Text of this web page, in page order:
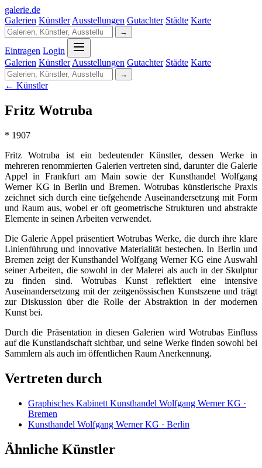
galerie.de
Galerien Künstler Ausstellungen Gutachter Städte Karte
→
Eintragen Login
Galerien Künstler Ausstellungen Gutachter Städte Karte
→
← Künstler
Fritz Wotruba
* 1907
Fritz Wotruba ist ein bedeutender Künstler, dessen Werke in
mehreren renommierten Galerien vertreten sind, darunter die Galerie
Appel in Frankfurt am Main sowie der Kunsthandel Wolfgang
Werner KG in Berlin und Bremen. Wotrubas künstlerische Praxis
zeichnet sich durch eine tiefgehende Auseinandersetzung mit Form
und Raum aus, wobei er oft geometrische Strukturen und abstrakte
Elemente in seinen Arbeiten verwendet.
Die Galerie Appel präsentiert Wotrubas Werke, die durch ihre klare
Linienführung und innovative Materialität bestechen. In Berlin und
Bremen zeigt der Kunsthandel Wolfgang Werner KG eine Auswahl
seiner Arbeiten, die sowohl in der Malerei als auch in der Skulptur
zu finden sind. Wotrubas Kunst reflektiert eine intensive
Auseinandersetzung mit der zeitgenössischen Kunstszene und trägt
zur Diskussion über die Rolle der Abstraktion in der modernen
Kunst bei.
Durch die Präsentation in diesen Galerien wird Wotrubas Einfluss
auf die Kunstlandschaft sichtbar, und seine Werke finden sowohl bei
Sammlern als auch im öffentlichen Raum Anerkennung.
Vertreten durch
Graphisches Kabinett Kunsthandel Wolfgang Werner KG ·
Bremen
Kunsthandel Wolfgang Werner KG · Berlin
Ähnliche Künstler